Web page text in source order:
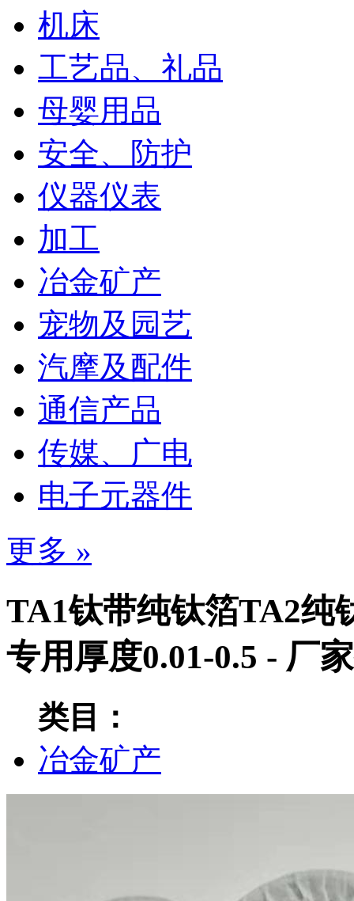
机床
工艺品、礼品
母婴用品
安全、防护
仪器仪表
加工
冶金矿产
宠物及园艺
汽摩及配件
通信产品
传媒、广电
电子元器件
更多 »
TA1钛带纯钛箔TA2纯
专用厚度0.01-0.5 - 厂
类目：
冶金矿产